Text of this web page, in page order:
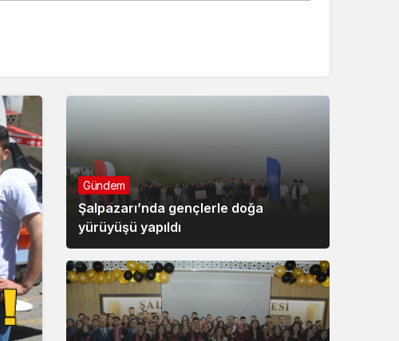
Gündem
Şalpazarı’nda gençlerle doğa
yürüyüşü yapıldı